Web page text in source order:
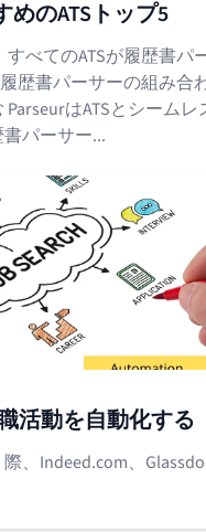
めのATSトップ5
べてのATSが履歴書パ
歴書パーサーの組み合
はATSとシーム
パーサー...
活動を自動化する
、Indeed.com、